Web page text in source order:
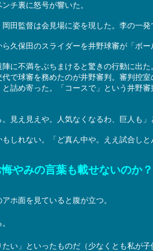
チ裏に怒号が響いた。
田監督は会見場に姿を現した。李の一
久保田のスライダーを井野球審が「ボー
に不満をぶちまけると驚きの行動に出た
で球審を務めたのが井野審判。審判控
詰め寄った。「コースで」という井野
見え見えや。人気なくなるわ、巨人も」
しれない。「ど真ん中や。ええ試合し
やみの言葉も載せないのか？
ホ面を見ていると腹が立つ。
い」といったものだ（少なくとも私が子